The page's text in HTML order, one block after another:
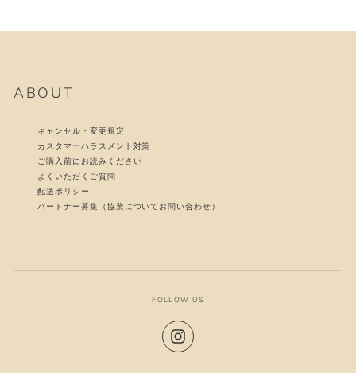
ABOUT
キャンセル・変更規定
カスタマーハラスメント対策
ご購入前にお読みください
よくいただくご質問
配送ポリシー
パートナー募集（協業についてお問い合わせ）
FOLLOW US
Instagram